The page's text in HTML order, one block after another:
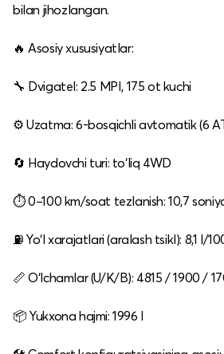
bilan jihozlangan.
🔥 Asosiy xususiyatlar:
🔧 Dvigatel: 2.5 MPI, 175 ot kuchi
⚙️ Uzatma: 6‑bosqichli avtomatik (6
🔄 Haydovchi turi: to‘liq 4WD
⏱️ 0–100 km/soat tezlanish: 10,7
⛽ Yo‘l xarajatlari (aralash tsikl): 8,1 l/
📏 O‘lchamlar (U/K/B): 4815 / 1900 /
📦 Yukxona hajmi: 1996 l